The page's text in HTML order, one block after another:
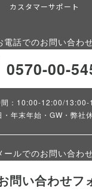
カスタマーサポート
電話でのお問い合わ
0570-00-
間：10:00-12:00/13:00-
・年末年始・GW・弊社
ールでのお問い合わ
問い合わせフ